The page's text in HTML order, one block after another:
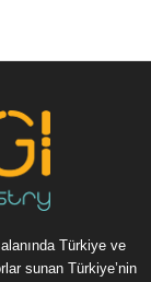
Türkiye ve
sunan Türkiye’nin